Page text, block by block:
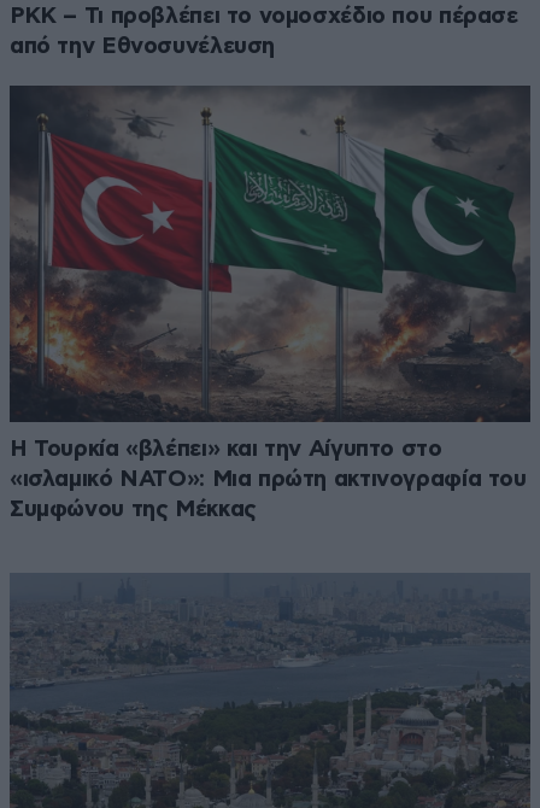
PKK – Τι προβλέπει το νομοσχέδιο που πέρασε
από την Εθνοσυνέλευση
Η Τουρκία «βλέπει» και την Αίγυπτο στο
«ισλαμικό ΝΑΤΟ»: Μια πρώτη ακτινογραφία του
Συμφώνου της Μέκκας